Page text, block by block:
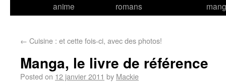
anime
romans
← Cuisine : et cette fois-ci, avec des photos!
Manga, le livre de référence
Posted on 12 janvier 2011 by Mackie